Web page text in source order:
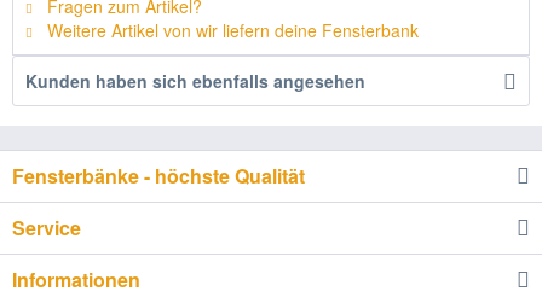
Fragen zum Artikel?
Weitere Artikel von wir liefern deine Fensterbank
Kunden haben sich ebenfalls angesehen
Fensterbänke - höchste Qualität
Service
Informationen